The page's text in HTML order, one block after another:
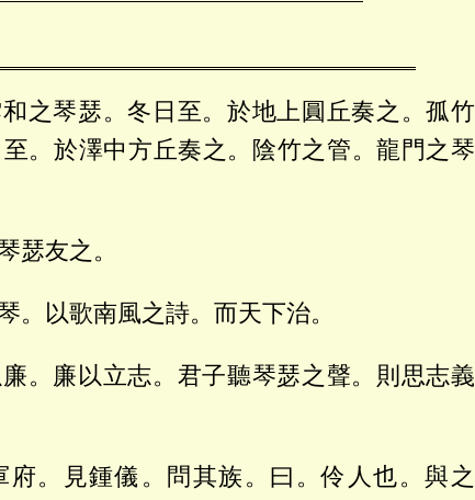
之琴瑟。冬日至。於地上圓丘奏之。孤竹
。於澤中方丘奏之。陰竹之管。龍門之琴
瑟友之。
。以歌南風之詩。而天下治。
。廉以立志。君子聽琴瑟之聲。則思志義
府。見鍾儀。問其族。曰。伶人也。與之